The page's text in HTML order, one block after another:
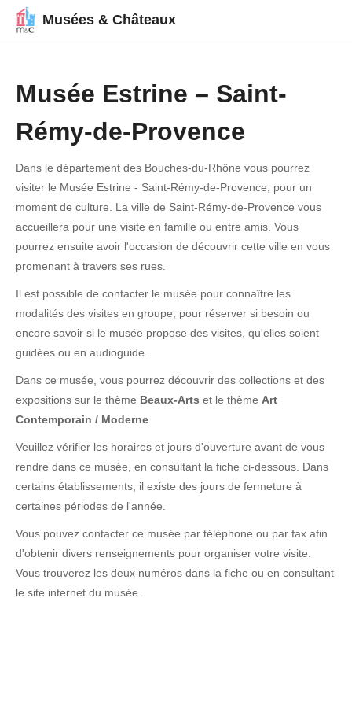
Musées & Châteaux
Musée Estrine – Saint-
Rémy-de-Provence
Dans le département des Bouches-du-Rhône vous pourrez
visiter le Musée Estrine - Saint-Rémy-de-Provence, pour un
moment de culture. La ville de Saint-Rémy-de-Provence vous
accueillera pour une visite en famille ou entre amis. Vous
pourrez ensuite avoir l'occasion de découvrir cette ville en vous
promenant à travers ses rues.
Il est possible de contacter le musée pour connaître les
modalités des visites en groupe, pour réserver si besoin ou
encore savoir si le musée propose des visites, qu'elles soient
guidées ou en audioguide.
Dans ce musée, vous pourrez découvrir des collections et des
expositions sur le thème Beaux-Arts et le thème Art
Contemporain / Moderne
Veuillez vérifier les horaires et jours d'ouverture avant de vous
rendre dans ce musée, en consultant la fiche ci-dessous. Dans
certains établissements, il existe des jours de fermeture à
certaines périodes de l'année.
Vous pouvez contacter ce musée par téléphone ou par fax afin
d'obtenir divers renseignements pour organiser votre visite.
Vous trouverez les deux numéros dans la fiche ou en consultant
le site internet du musée.